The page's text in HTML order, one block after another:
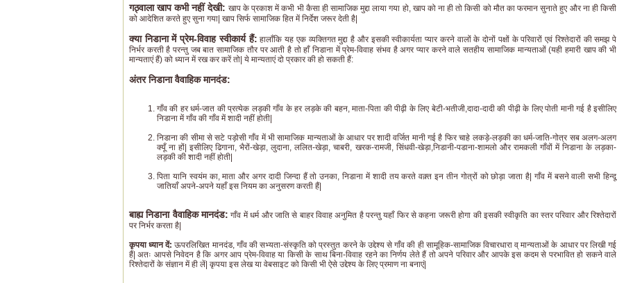
गठ्वाला खाप कभी नहीं देखी: खाप के प्रकाश में कभी भी कैसा ही सामाजिक मुद्दा लाया गया हो, खाप को ना ही तो किसी को मौत का फरमान सुनाते हुए और ना ही किसी
को आदेशित करते हुए सुना गया| खाप सिर्फ सामाजिक हित में निर्देश जरूर देती है|
क्या निडाना में प्रेम-विवाह स्वीकार्य हैं: हालाँकि यह एक व्यक्तिगत मुद्दा है और इसकी स्वीकार्यता प्यार करने वालों के दोनों पक्षों के परिवारों एवं रिश्तेदारों की समझ पे
निर्भर करती है परन्तु जब बात सामाजिक तौर पर आती है तो हाँ निडाना में प्रेम-विवाह संभव है अगर प्यार करने वाले सतहीय सामाजिक मान्यताओं (यही हमारी खाप की भी
मान्यताएं हैं) को ध्यान में रख कर करें तो| ये मान्यताएं दो प्रकार की हो सकती हैं:
अंतर निडाना वैवाहिक मानदंड:
गाँव की हर धर्म-जात की प्रत्येक लड़की गाँव के हर लड़के की बहन, माता-पिता की पीढ़ी के लिए बेटी-भतीजी,दादा-दादी की पीढ़ी के लिए पोती मानी गई है इसीलिए
निडाना में गाँव की गाँव में शादी नहीं होती|
निडाना की सीमा से सटे पड़ोसी गाँव में भी सामाजिक मान्यताओं के आधार पर शादी वर्जित मानी गई है फिर चाहे लकड़े-लड़की का धर्म-जाति-गोत्र सब अलग-अलग
क्यूँ ना हों| इसीलिए ढिगाना, भैरों-खेड़ा, लुदाना, ललित-खेड़ा, चाबरी, खरक-रामजी, सिंधवी-खेड़ा,निडानी-पडाना-शामलो और रामकली गाँवों में निडाना के लड़का-
लड़की की शादी नहीं होती|
पिता यानि स्वयंम का, माता और अगर दादी जिन्दा हैं तो उनका, निडाना में शादी तय करते वक़्त इन तीन गोत्रों को छोड़ा जाता है| गाँव में बसने वाली सभी हिन्दू
जातियाँ अपने-अपने यहाँ इस नियम का अनुसरण करती हैं|
बाह्य निडाना वैवाहिक मानदंड: गाँव में धर्म और जाति से बाहर विवाह अनुमित है परन्तु यहाँ फिर से कहना जरूरी होगा की इसकी स्वीकृति का स्तर परिवार और रिश्तेदारों
पर निर्भर करता है|
कृपया ध्यान दें: ऊपरलिखित मानदंड, गाँव की सभ्यता-संस्कृति को प्रस्तुत करने के उद्देश्य से गाँव की ही सामूहिक-सामाजिक विचारधारा व् मान्यताओं के आधार पर लिखी गई
हैं| अतः आपसे निवेदन है कि अगर आप प्रेम-विवाह या किसी के साथ बिना-विवाह रहने का निर्णय लेते हैं तो अपने परिवार और आपके इस कदम से परभावित हो सकने वाले
रिश्तेदारों के संज्ञान में ही लें| कृपया इस लेख या वेबसाइट को किसी भी ऐसे उद्देश्य के लिए प्रमाण ना बनाएं|